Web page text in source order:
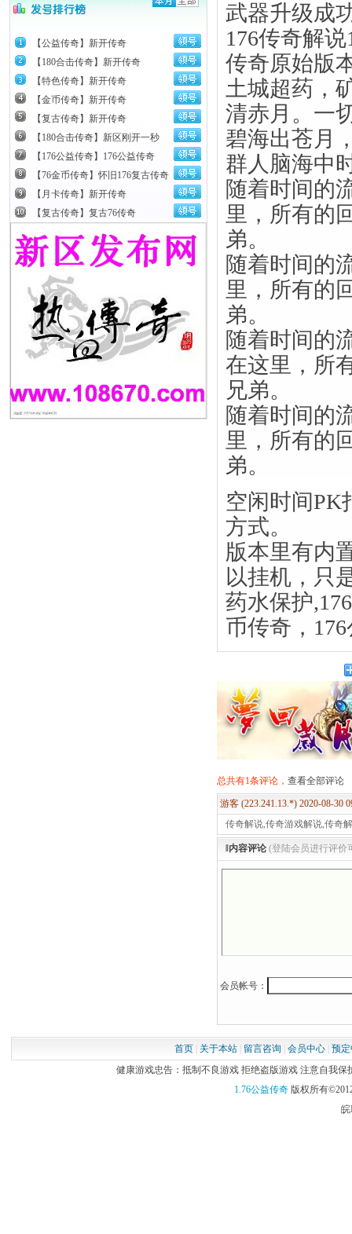
【公益传奇】新开传奇
【180合击传奇】新开传奇
【特色传奇】新开传奇
【金币传奇】新开传奇
【复古传奇】新开传奇
【180合击传奇】新区刚开一秒
【176公益传奇】176公益传奇
【76金币传奇】怀旧176复古传奇
【月卡传奇】新开传奇
【复古传奇】复古76传奇
武器升级成
176传奇解
传奇原始版
土城超药，
清赤月。一
碧海出苍月
群人脑海中
随着时间的
里，所有的
弟。
随着时间的
里，所有的
弟。
随着时间的
在这里，所
兄弟。
随着时间的
里，所有的
弟。
空闲时间PK
方式。
版本里有内
以挂机，只
药水保护
币传奇，
总共有1条评论， 查看全部评论
游客 (223.241.13.*) 2020-08-30
传奇解说,传奇游戏解说,传奇
‖内容评论 (登陆会员进行评价
会员帐号：
首页| 关于本站| 留言咨询 会员中心| 预
健康游戏忠告：抵制不良游戏 拒绝盗版游戏 注意自我保
1.76公益传奇版权所有
皖